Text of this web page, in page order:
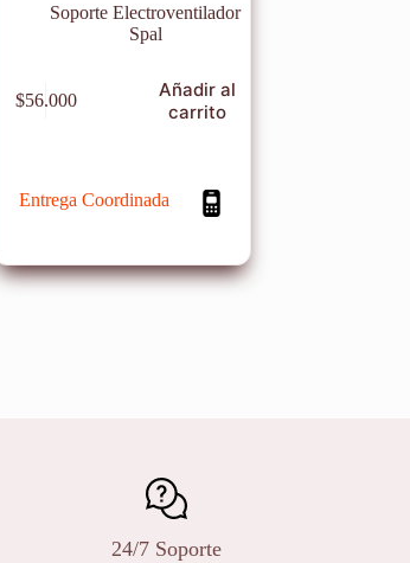
Soporte Electroventilador
Spal
$56.000
Añadir al
carrito
Entrega Coordinada
24/7 Soporte